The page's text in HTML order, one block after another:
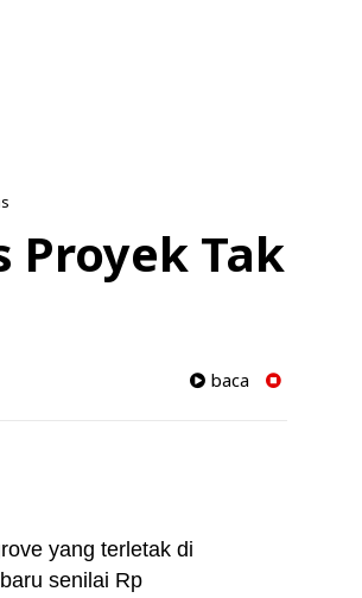
Proyek Tak
baca
yang terletak di
senilai Rp